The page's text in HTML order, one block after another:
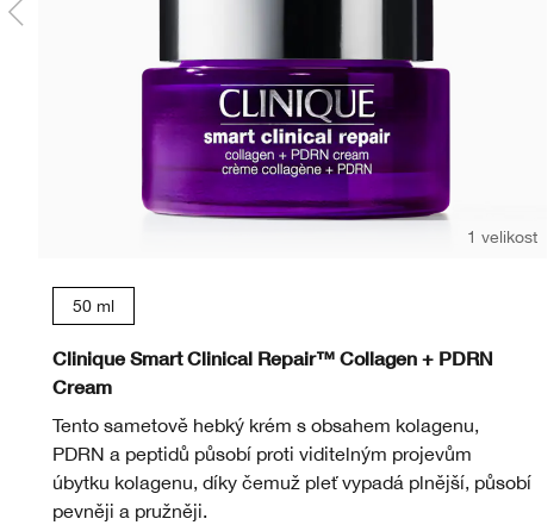
1 velikost
50 ml
Clinique Smart Clinical Repair™ Collagen + PDRN
Cream
Tento sametově hebký krém s obsahem kolagenu,
PDRN a peptidů působí proti viditelným projevům
úbytku kolagenu, díky čemuž pleť vypadá plnější, působí
pevněji a pružněji.